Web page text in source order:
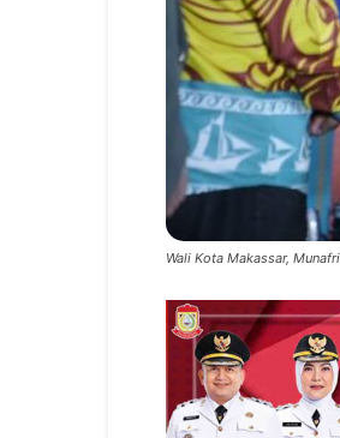
Wali Kota Makassar,